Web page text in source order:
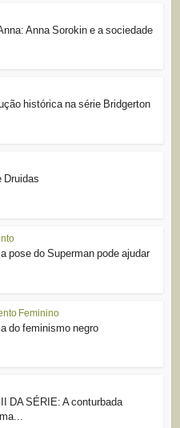
Anna Sorokin e a sociedade
histórica na série Bridgerton
Druidas
pose do Superman pode ajudar
Feminino
do feminismo negro
DA SÉRIE: A conturbada